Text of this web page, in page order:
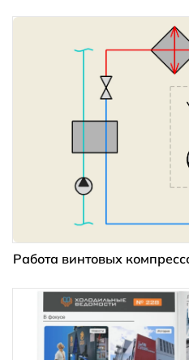
Работа винтовых